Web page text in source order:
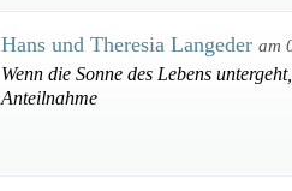
Hans und Theresia Langeder am
Wenn die Sonne des Lebens
Anteilnahme